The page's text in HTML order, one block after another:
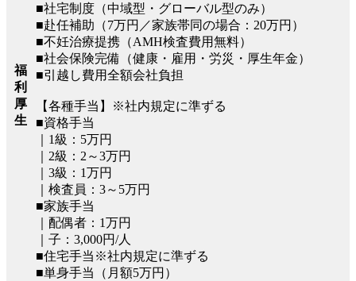
福
利
厚
生
■社宅制度（中域型・グローバル型のみ）
■赴任補助（7万円／家族帯同の場合：20万円）
■不妊治療提携（AMH検査費用無料）
■社会保険完備（健康・雇用・労災・厚生年金）
■引越し費用全額会社負担
【各種手当】※社内規定に準ずる
■資格手当
｜1級：5万円
｜2級：2～3万円
｜3級：1万円
｜検査員：3～5万円
■家族手当
｜配偶者：1万円
｜子：3,000円/人
■住宅手当※社内規定に準ずる
■単身手当（月額5万円）